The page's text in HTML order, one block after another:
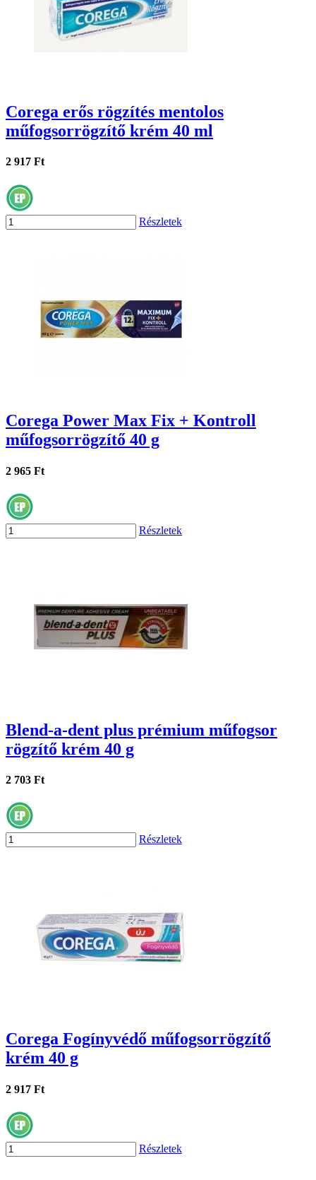
Corega erős rögzítés mentolos
műfogsorrögzítő krém 40 ml
2 917 Ft
Részletek
Corega Power Max Fix + Kontroll
műfogsorrögzítő 40 g
2 965 Ft
Részletek
Blend-a-dent plus prémium műfogsor
rögzítő krém 40 g
2 703 Ft
Részletek
Corega Fogínyvédő műfogsorrögzítő
krém 40 g
2 917 Ft
Részletek